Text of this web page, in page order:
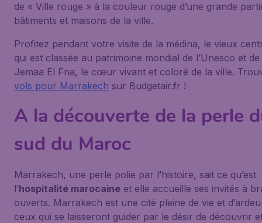
de « Ville rouge » à la couleur rouge d’une grande
bâtiments et maisons de la ville.
Profitez pendant votre visite de la médina, le vieux
qui est classée au patrimoine mondial de l’Unesco et
Jemaa El Fna, le cœur vivant et coloré de la ville.
vols pour Marrakech sur Budgetair.fr !
A la découverte de la perle
sud du Maroc
Marrakech, une perle polie par l’histoire, sait ce qu’est
l’hospitalité marocaine et elle accueille ses invités à
ouverts. Marrakech est une cité pleine de vie et
ceux qui se laisseront guider par le désir de découvrir